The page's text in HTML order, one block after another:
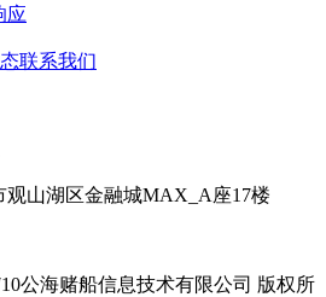
应
联系我们
山湖区金融城MAX_A座17楼
公海赌船信息技术有限公司 版权所